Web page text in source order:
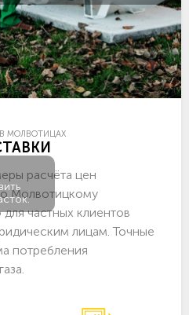
В МОЛВОТИЦАХ
расчёта цен
Молвотицкому
частных клиентов
лицам. Точные
потребления